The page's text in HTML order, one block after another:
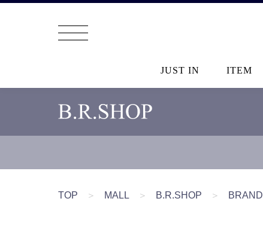
JUST IN ITEM
TOP ＞ MALL ＞ B.R.SHOP ＞ BRAND